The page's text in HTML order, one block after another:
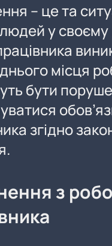
– це та
у своєму
місця
бути
згідно
з